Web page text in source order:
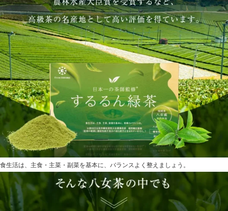
食生活は、主食・主菜・副菜を基本に、バランスよく整えましょう。